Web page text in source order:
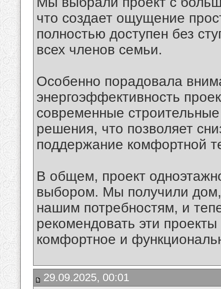
что создает ощущение
полностью доступен без
всех членов семьи.
Особенно порадовала
энергоэффективность
современные
решения, что позволяет
поддержание комфортной
В общем, проект
выбором. Мы получили дом,
нашим потребностям, и
рекомендовать эти
комфортное и
29.09.2025, 00:01